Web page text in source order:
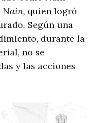
Naín, quien logró
Según una
durante la
no se
y las acciones